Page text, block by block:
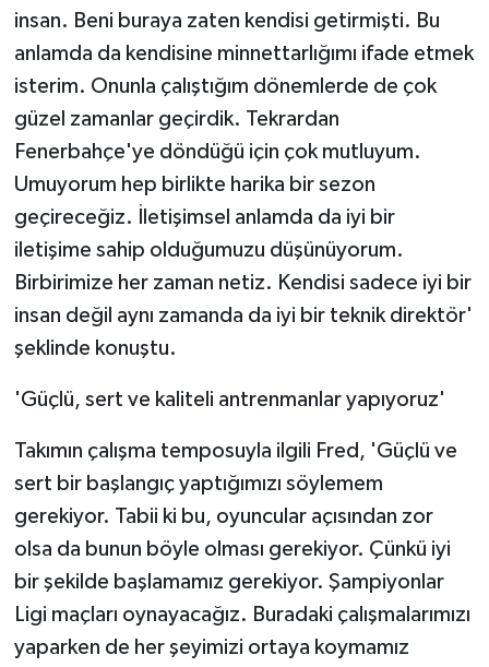
insan. Beni buraya zaten kendisi getirmişti. Bu
anlamda da kendisine minnettarlığımı ifade etmek
isterim. Onunla çalıştığım dönemlerde de çok
güzel zamanlar geçirdik. Tekrardan
Fenerbahçe'ye döndüğü için çok mutluyum.
Umuyorum hep birlikte harika bir sezon
geçireceğiz. İletişimsel anlamda da iyi bir
iletişime sahip olduğumuzu düşünüyorum.
Birbirimize her zaman netiz. Kendisi sadece iyi bir
insan değil aynı zamanda da iyi bir teknik direktör'
şeklinde konuştu.
'Güçlü, sert ve kaliteli antrenmanlar yapıyoruz'
Takımın çalışma temposuyla ilgili Fred, 'Güçlü ve
sert bir başlangıç yaptığımızı söylemem
gerekiyor. Tabii ki bu, oyuncular açısından zor
olsa da bunun böyle olması gerekiyor. Çünkü iyi
bir şekilde başlamamız gerekiyor. Şampiyonlar
Ligi maçları oynayacağız. Buradaki çalışmalarımızı
yaparken de her şeyimizi ortaya koymamız
YEREL
Yerel Haberler